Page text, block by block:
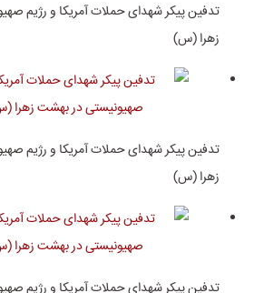
تدفین پیکر شهدای حملات آمریکا و رژیم
زهرا (س)
تدفین پیکر شهدای حملات آمریکا و رژیم
زهرا (س)
تدفین پیکر شهدای حملات آمریکا و رژیم